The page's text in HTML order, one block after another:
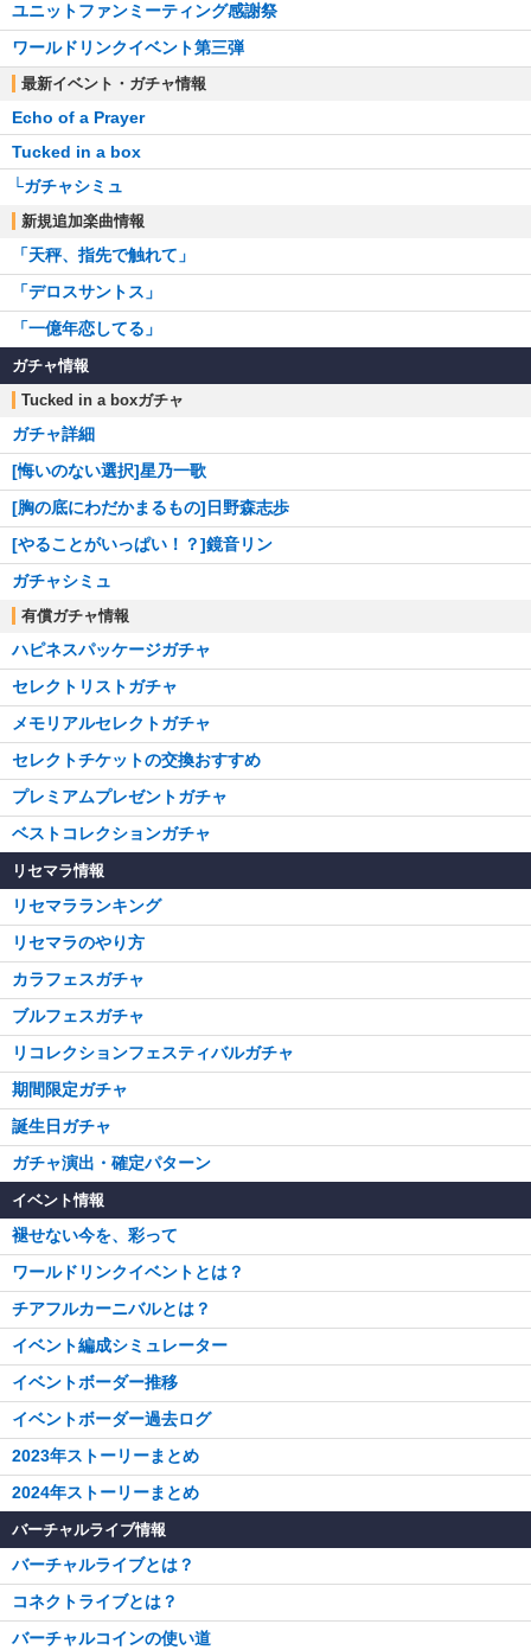
ユニットファンミーティング感謝祭
ワールドリンクイベント第三弾
最新イベント・ガチャ情報
Echo of a Prayer
Tucked in a box
└ガチャシミュ
新規追加楽曲情報
「天秤、指先で触れて」
「デロスサントス」
「一億年恋してる」
ガチャ情報
Tucked in a boxガチャ
ガチャ詳細
[悔いのない選択]星乃一歌
[胸の底にわだかまるもの]日野森志歩
[やることがいっぱい！？]鏡音リン
ガチャシミュ
有償ガチャ情報
ハピネスパッケージガチャ
セレクトリストガチャ
メモリアルセレクトガチャ
セレクトチケットの交換おすすめ
プレミアムプレゼントガチャ
ベストコレクションガチャ
リセマラ情報
リセマラランキング
リセマラのやり方
カラフェスガチャ
ブルフェスガチャ
リコレクションフェスティバルガチャ
期間限定ガチャ
誕生日ガチャ
ガチャ演出・確定パターン
イベント情報
褪せない今を、彩って
ワールドリンクイベントとは？
チアフルカーニバルとは？
イベント編成シミュレーター
イベントボーダー推移
イベントボーダー過去ログ
2023年ストーリーまとめ
2024年ストーリーまとめ
バーチャルライブ情報
バーチャルライブとは？
コネクトライブとは？
バーチャルコインの使い道